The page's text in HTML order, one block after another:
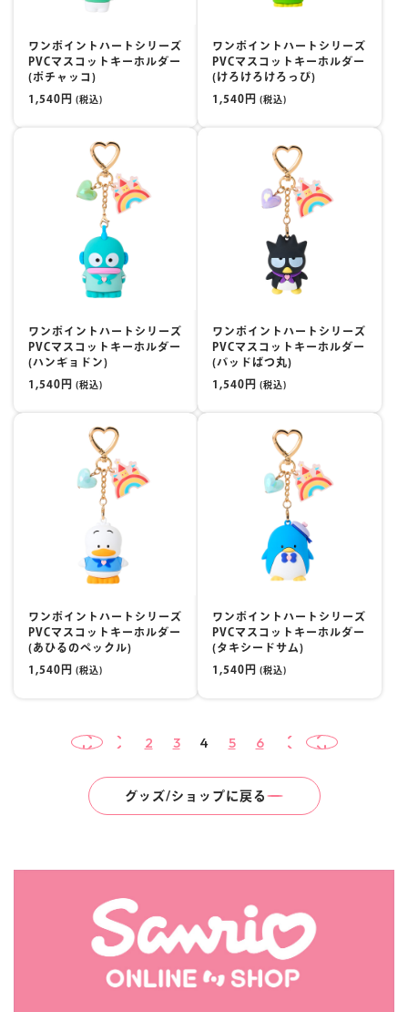
ワンポイントハートシリーズ
PVCマスコットキーホルダー
(ポチャッコ)
1,540円 (税込)
ワンポイントハートシリーズ
PVCマスコットキーホルダー
(けろけろけろっぴ)
1,540円 (税込)
ワンポイントハートシリーズ
PVCマスコットキーホルダー
(ハンギョドン)
1,540円 (税込)
ワンポイントハートシリーズ
PVCマスコットキーホルダー
(バッドばつ丸)
1,540円 (税込)
ワンポイントハートシリーズ
PVCマスコットキーホルダー
(あひるのペックル)
1,540円 (税込)
ワンポイントハートシリーズ
PVCマスコットキーホルダー
(タキシードサム)
1,540円 (税込)
Start Prev 2 3 4 5 6 NextEnd
グッズ/ショップに戻る